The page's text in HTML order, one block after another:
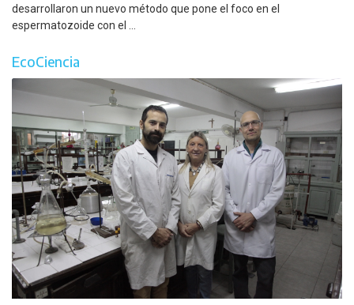
desarrollaron un nuevo método que pone el foco en el
espermatozoide con el ...
EcoCiencia